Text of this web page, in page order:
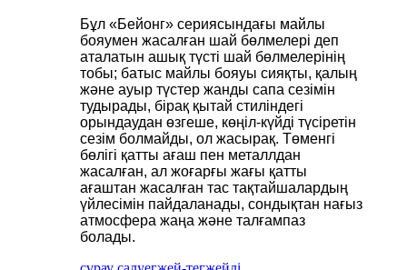
Бұл «Бейонг» сериясындағы майлы
бояумен жасалған шай бөлмелері деп
аталатын ашық түсті шай бөлмелерінің
тобы; батыс майлы бояуы сияқты, қалың
және ауыр түстер жанды сапа сезімін
тудырады, бірақ қытай стиліндегі
орындаудан өзгеше, көңіл-күйді түсіретін
сезім болмайды, ол жасырақ. Төменгі
бөлігі қатты ағаш пен металлдан
жасалған, ал жоғарғы жағы қатты
ағаштан жасалған тас тақтайшалардың
үйлесімін пайдаланады, сондықтан нағыз
атмосфера жаңа және талғампаз
болады.